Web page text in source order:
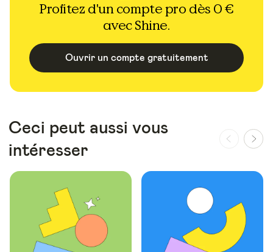
Profitez d'un compte pro dès 0 €
avec Shine.
Ouvrir un compte gratuitement
Ceci peut aussi vous
intéresser